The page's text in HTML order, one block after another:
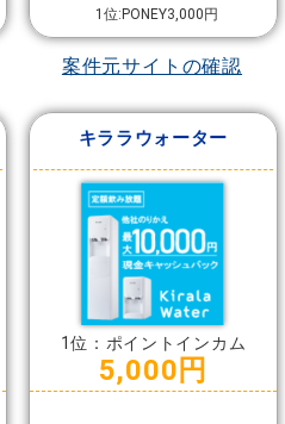
1位:PONEY3,000円
案件元サイトの確認
キララウォーター
1位：ポイントインカム
5,000円